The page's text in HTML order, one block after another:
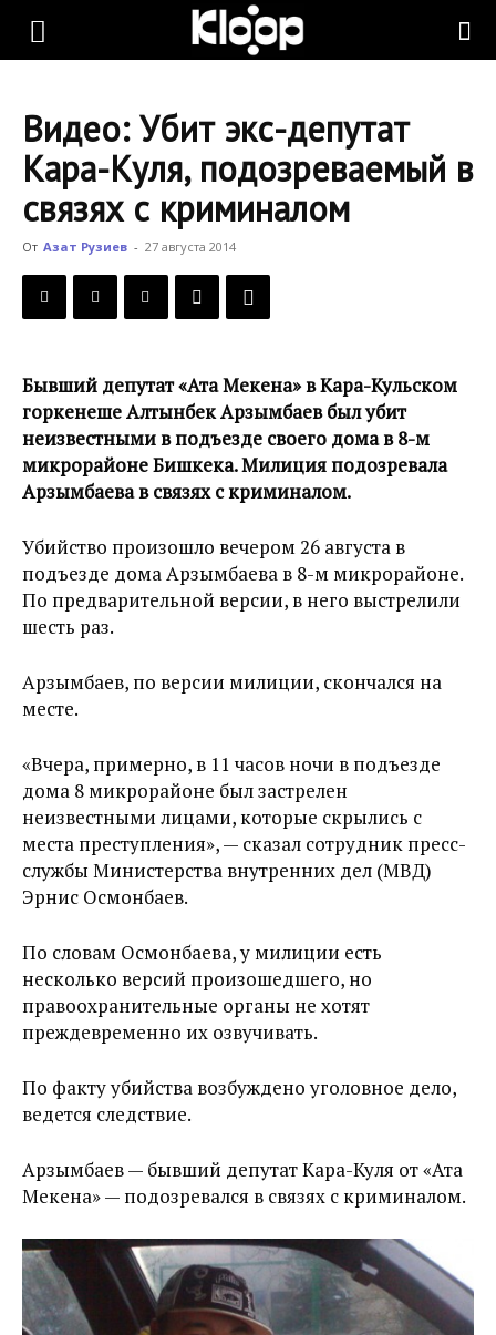
KLOOP.KG
Новости
Кыргызстана
Видео: Убит экс-депутат
Кара-Куля, подозреваемый в
связях с криминалом
От Азат Рузиев - 27 августа 2014
Бывший депутат «Ата Мекена» в Кара-Кульском
горкенеше Алтынбек Арзымбаев был убит
неизвестными в подъезде своего дома в 8-м
микрорайоне Бишкека. Милиция подозревала
Арзымбаева в связях с криминалом.
Убийство произошло вечером 26 августа в
подъезде дома Арзымбаева в 8-м микрорайоне.
По предварительной версии, в него выстрелили
шесть раз.
Арзымбаев, по версии милиции, скончался на
месте.
«Вчера, примерно, в 11 часов ночи в подъезде
дома 8 микрорайоне был застрелен
неизвестными лицами, которые скрылись с
места преступления», — сказал сотрудник пресс-
службы Министерства внутренних дел (МВД)
Эрнис Осмонбаев.
По словам Осмонбаева, у милиции есть
несколько версий произошедшего, но
правоохранительные органы не хотят
преждевременно их озвучивать.
По факту убийства возбуждено уголовное дело,
ведется следствие.
Арзымбаев — бывший депутат Кара-Куля от «Ата
Мекена» — подозревался в связях с криминалом.